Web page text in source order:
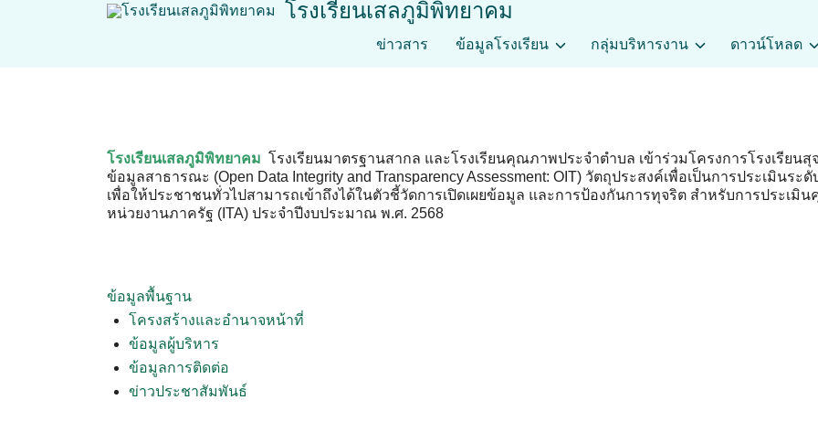
โรงเรียนเสลภูมิพิทยาคม
ข่าวสาร ข้อมูลโรงเรียน กลุ่มบริหารงาน ดาวน์โหลด
โรงเรียนเสลภูมิพิทยาคม โรงเรียนมาตรฐานสากล และโรงเรียนคุณภาพประจำตำบล เข้าร่วมโครงการโรงเรียนสุ
ข้อมูลสาธารณะ (Open Data Integrity and Transparency Assessment: OIT) วัตถุประสงค์เพื่อเป็นการประเมินร
เพื่อให้ประชาชนทั่วไปสามารถเข้าถึงได้ในตัวชี้วัดการเปิดเผยข้อมูล และการป้องกันการทุจริต สำหรับการประเมิ
หน่วยงานภาครัฐ (ITA) ประจำปีงบประมาณ พ.ศ. 2568
ข้อมูลพื้นฐาน
โครงสร้างและอำนาจหน้าที่
ข้อมูลผู้บริหาร
ข้อมูลการติดต่อ
ข่าวประชาสัมพันธ์